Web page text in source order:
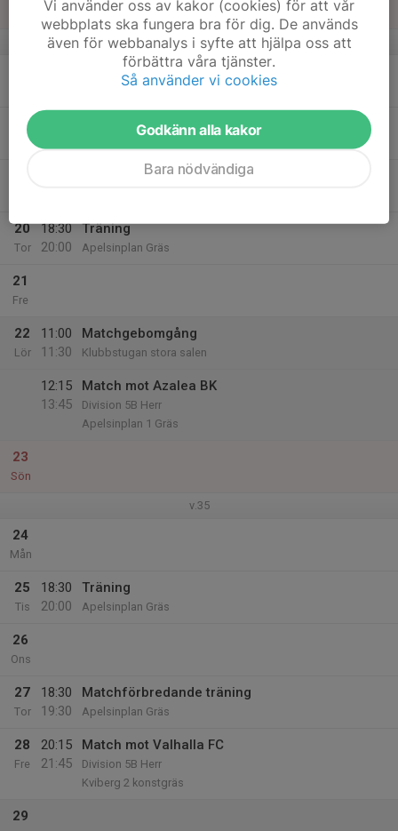
v.34
18
Tis
20
Tor
18:30
20:00
Träning
Apelsinplan Gräs
21
Fre
22
Lör
11:00
11:30
Matchgebomgång
Klubbstugan stora salen
12:15
13:45
Match mot Azalea BK
Division 5B Herr
Apelsinplan 1 Gräs
23
Sön
v.35
24
Mån
25
Tis
18:30
20:00
Träning
Apelsinplan Gräs
26
Ons
27
Tor
18:30
19:30
Matchförbredande träning
Apelsinplan Gräs
28
Fre
20:15
21:45
Match mot Valhalla FC
Division 5B Herr
Kviberg 2 konstgräs
29
Vi använder oss av kakor (cookies) för att vår
webbplats ska fungera bra för dig. De används
även för webbanalys i syfte att hjälpa oss att
förbättra våra tjänster.
Så använder vi cookies
Godkänn alla kakor
Bara nödvändiga